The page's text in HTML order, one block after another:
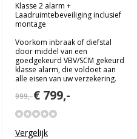
Klasse 2 alarm +
Laadruimtebeveiliging inclusief
montage
Voorkom inbraak of diefstal
door middel van een
goedgekeurd VBV/SCM gekeurd
klasse alarm, die voldoet aan
alle eisen van uw verzekering.
999,-€ 799,-
Vergelijk